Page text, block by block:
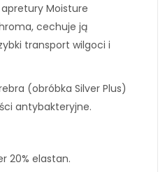
Moisture
cechuje ją
transport wilgoci i
(obróbka Silver Plus)
antybakteryjne.
20% elastan.